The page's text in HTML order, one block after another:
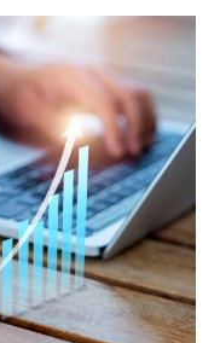
news from all
plan, you get access
ahead of the curve.